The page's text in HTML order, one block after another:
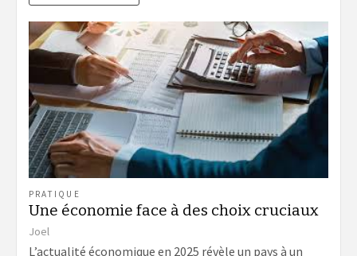
PRATIQUE
Une économie face à des choix cruciaux
Joel
L’actualité économique en 2025 révèle un pays à un